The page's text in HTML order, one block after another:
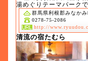
み
な
か
み
高
原
湯めぐりテーマパーク
群馬県利根郡みなか
0278-75-2086
http://
清流の宿たむら